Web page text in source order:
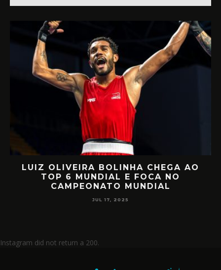
LUIZ OLIVEIRA BOLINHA CHEGA AO
TOP 6 MUNDIAL E FOCA NO
CAMPEONATO MUNDIAL
JUL 17, 2025
Instagram did not return a 200.